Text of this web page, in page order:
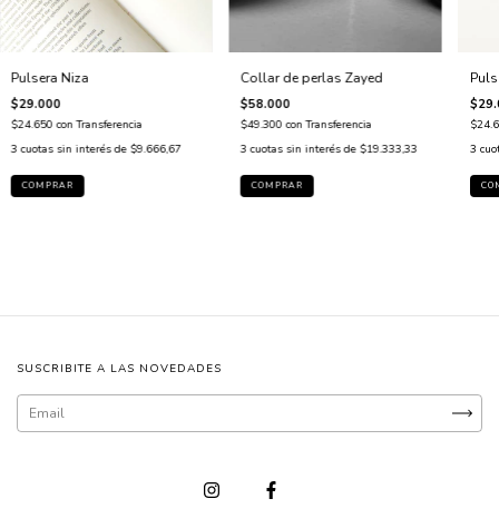
Pulsera Niza
$29.000
$24.650con Transferencia
3 cuotas sin interés de $9.666,67
Collar de perlas Zayed
$58.000
$49.300con Transferencia
3 cuotas sin interés de $19.333,33
3
SUSCRIBITE A LAS NOVEDADES